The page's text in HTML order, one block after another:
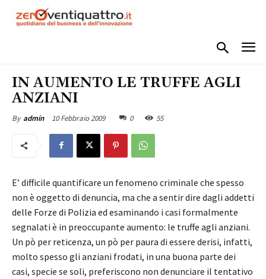
IN AUMENTO LE TRUFFE AGLI
ANZIANI
By admin 10 Febbraio 2009 0 55
E’ difficile quantificare un fenomeno criminale che spesso
non è oggetto di denuncia, ma che a sentir dire dagli addetti
delle Forze di Polizia ed esaminando i casi formalmente
segnalati è in preoccupante aumento: le truffe agli anziani.
Un pò per reticenza, un pò per paura di essere derisi, infatti,
molto spesso gli anziani frodati, in una buona parte dei
casi, specie se soli, preferiscono non denunciare il tentativo